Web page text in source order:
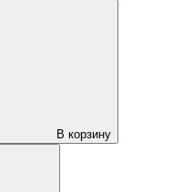
В корзину